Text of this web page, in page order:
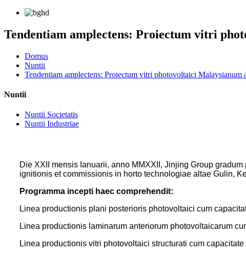
Tendentiam amplectens: Proiectum vitri
Domus
Nuntii
Tendentiam amplectens: Proiectum vitri photovoltaici Malaysianum
Nuntii
Nuntii Societatis
Nuntii Industriae
Die XXII mensis Ianuarii, anno MMXXII, Jinjing Group
ignitionis et commissionis in horto technologiae altae Gulin,
Programma incepti haec comprehendit:
Linea productionis plani posterioris photovoltaici cum
Linea productionis laminarum anteriorum photovoltaicarum
Linea productionis vitri photovoltaici structurati cum